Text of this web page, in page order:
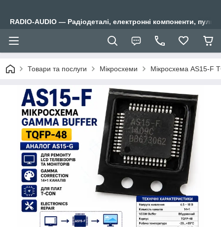
RADIO-AUDIO — Радіодеталі, електронні компоненти,
Товари та послуги Мікросхеми Мікросхема AS15-F